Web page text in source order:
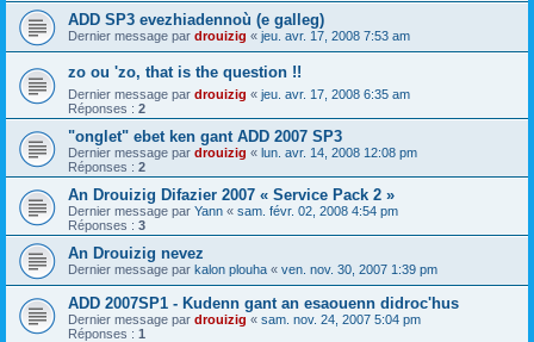
ADD SP3 evezhiadennoù (e galleg)
Dernier message par drouizig « jeu. avr. 17, 2008 7:53 am
zo ou 'zo, that is the question !!
Dernier message par drouizig « jeu. avr. 17, 2008 6:35 am
Réponses : 2
"onglet" ebet ken gant ADD 2007 SP3
Dernier message par drouizig « lun. avr. 14, 2008 12:08 pm
Réponses : 2
An Drouizig Difazier 2007 « Service Pack 2 »
Dernier message par Yann « sam. févr. 02, 2008 4:54 pm
Réponses : 3
An Drouizig nevez
Dernier message par kalon plouha « ven. nov. 30, 2007 1:39 pm
ADD 2007SP1 - Kudenn gant an esaouenn didroc'hus
Dernier message par drouizig « sam. nov. 24, 2007 5:04 pm
Réponses : 1